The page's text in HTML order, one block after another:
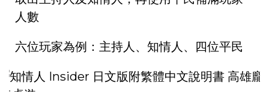
人數
六位玩家為例：主持人、知情人、四位平民